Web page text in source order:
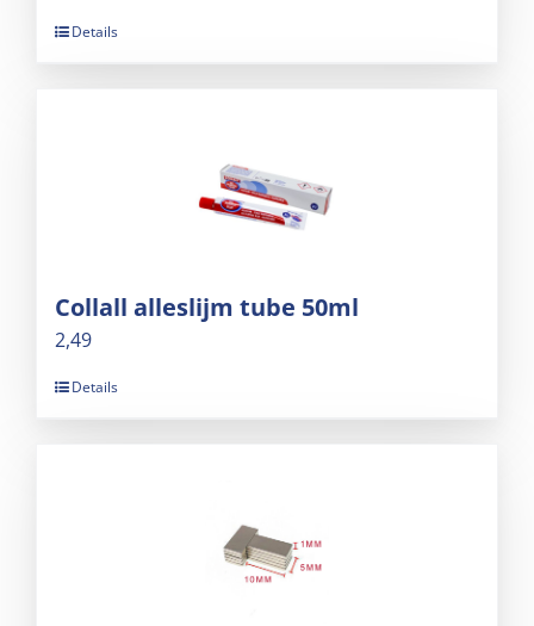
Details
Collall alleslijm tube 50ml
2,49
Details